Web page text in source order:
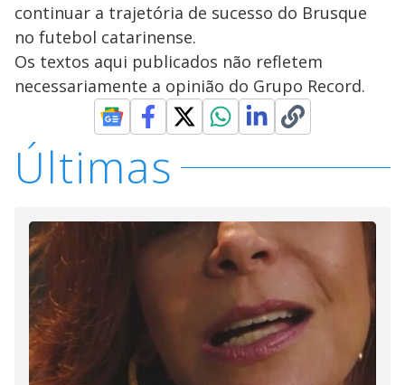
continuar a trajetória de sucesso do Brusque
no futebol catarinense.
Os textos aqui publicados não refletem
necessariamente a opinião do Grupo Record.
Últimas